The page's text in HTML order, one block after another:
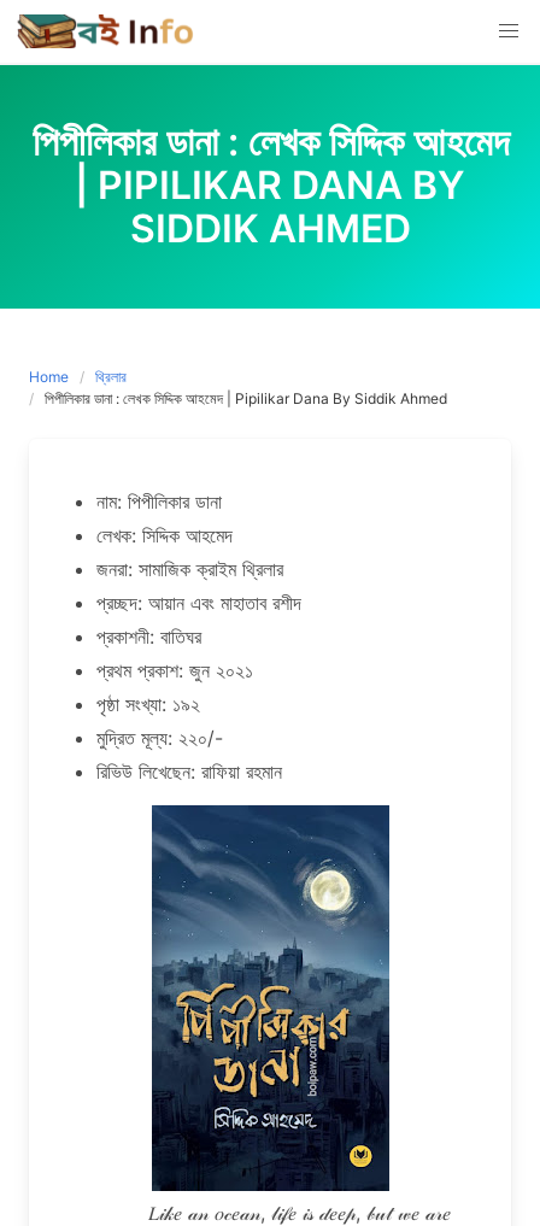
Skip
to
content
পিপীলিকার ডানা : লেখক সিদ্দিক আহমেদ
| PIPILIKAR DANA BY
SIDDIK AHMED
Home
থ্রিলার
পিপীলিকার ডানা : লেখক সিদ্দিক আহমেদ | Pipilikar Dana By Siddik Ahmed
নাম: পিপীলিকার ডানা
লেখক: সিদ্দিক আহমেদ
জনরা: সামাজিক ক্রাইম থ্রিলার
প্রচ্ছদ: আয়ান এবং মাহাতাব রশীদ
প্রকাশনী: বাতিঘর
প্রথম প্রকাশ: জুন ২০২১
পৃষ্ঠা সংখ্যা: ১৯২
মুদ্রিত মূল্য: ২২০/-
রিভিউ লিখেছেন: রাফিয়া রহমান
𝐿𝒾𝓀𝑒 𝒶𝓃 𝑜𝒸𝑒𝒶𝓃, 𝓁𝒾𝒻𝑒 𝒾𝓈 𝒹𝑒𝑒𝓅, 𝒷𝓊𝓉 𝓌𝑒 𝒶𝓇𝑒